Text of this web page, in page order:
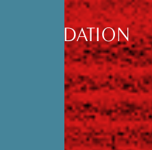
LA FONDATION